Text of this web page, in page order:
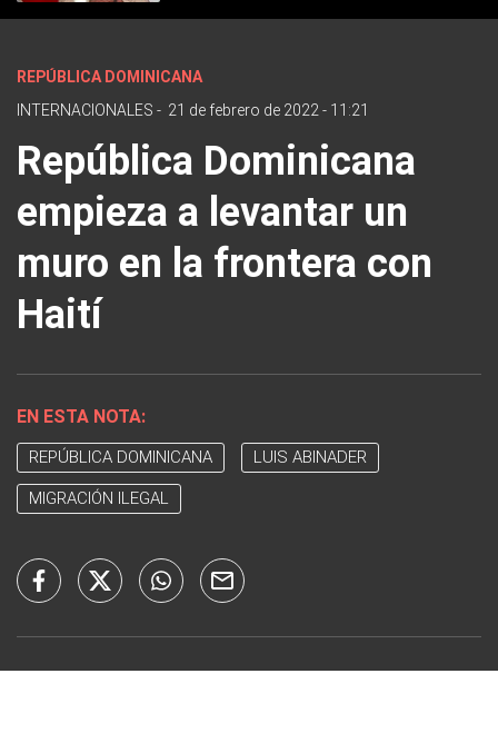
REPÚBLICA DOMINICANA
INTERNACIONALES - 21 de febrero de 2022 - 11:21
República Dominicana
empieza a levantar un
muro en la frontera con
Haití
EN ESTA NOTA:
REPÚBLICA DOMINICANA LUIS ABINADER
MIGRACIÓN ILEGAL